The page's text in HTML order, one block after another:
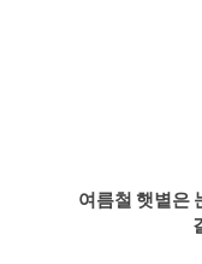
여름철 햇볕은